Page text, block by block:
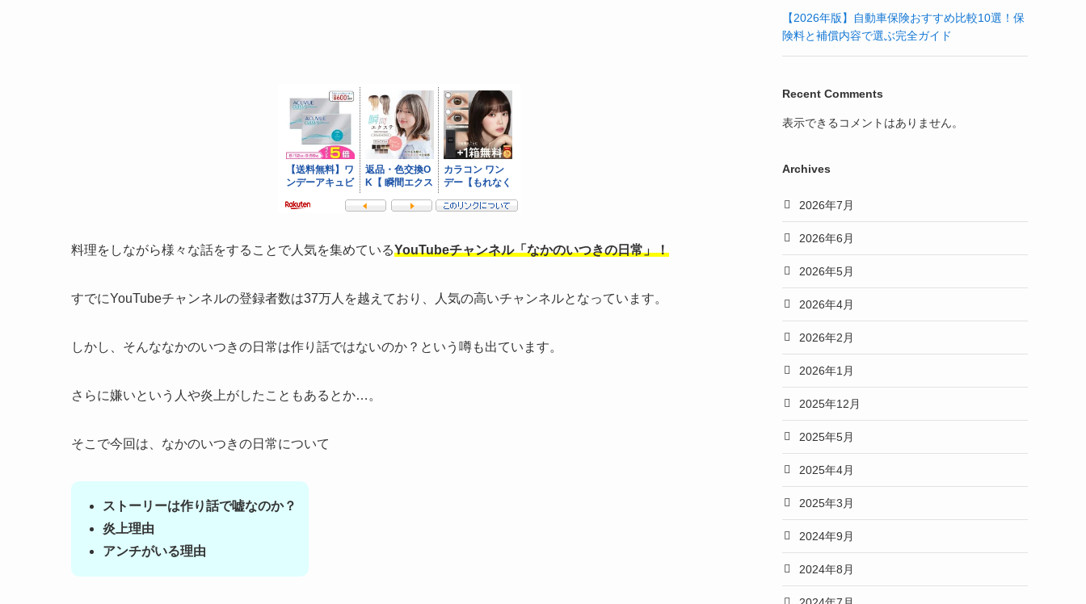
料理をしながら様々な話をすることで人気を集めているYouTubeチャンネル「なかのいつきの日常」！
すでにYouTubeチャンネルの登録者数は37万人を越えており、人気の高いチャンネルとなっています。
しかし、そんななかのいつきの日常は作り話ではないのか？という噂も出ています。
さらに嫌いという人や炎上がしたこともあるとか…。
そこで今回は、なかのいつきの日常について
ストーリーは作り話で嘘なのか？
炎上理由
アンチがいる理由
【2026年版】自動車保険おすすめ比較10選！保
険料と補償内容で選ぶ完全ガイド
Recent Comments
表示できるコメントはありません。
Archives
2026年7月
2026年6月
2026年5月
2026年4月
2026年2月
2026年1月
2025年12月
2025年5月
2025年4月
2025年3月
2024年9月
2024年8月